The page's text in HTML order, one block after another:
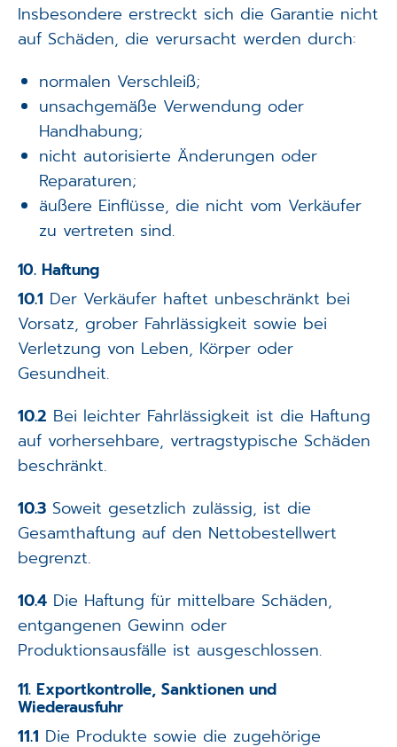
Insbesondere erstreckt sich die Garantie nicht
auf Schäden, die verursacht werden durch:
normalen Verschleiß;
unsachgemäße Verwendung oder
Handhabung;
nicht autorisierte Änderungen oder
Reparaturen;
äußere Einflüsse, die nicht vom Verkäufer
zu vertreten sind.
10. Haftung
10.1 Der Verkäufer haftet unbeschränkt bei
Vorsatz, grober Fahrlässigkeit sowie bei
Verletzung von Leben, Körper oder
Gesundheit.
10.2 Bei leichter Fahrlässigkeit ist die Haftung
auf vorhersehbare, vertragstypische Schäden
beschränkt.
10.3Soweit gesetzlich zulässig, ist die
Gesamthaftung auf den Nettobestellwert
begrenzt.
10.4Die Haftung für mittelbare Schäden,
entgangenen Gewinn oder
Produktionsausfälle ist ausgeschlossen.
11. Exportkontrolle, Sanktionen und
Wiederausfuhr
11.1 Die Produkte sowie die zugehörige